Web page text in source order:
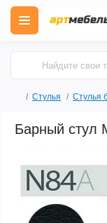
Стулья Стулья
Барный стул